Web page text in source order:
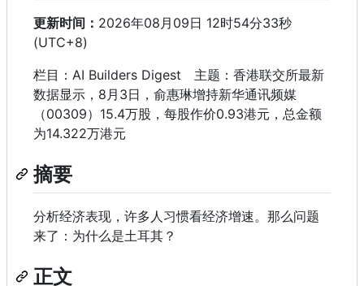
更新时间： 2026年08月09日 12时54分33秒
(UTC+8)
栏目：AI Builders Digest 主题：香港联交所最新
数据显示，8月3日，俞惠琳增持新华通讯频媒
（00309）15.4万股，每股作价0.93港元，总金额
为14.322万港元
摘要
分析经济表现，许多人习惯看经济增速。那么问题
来了：为什么是土耳其？
正文